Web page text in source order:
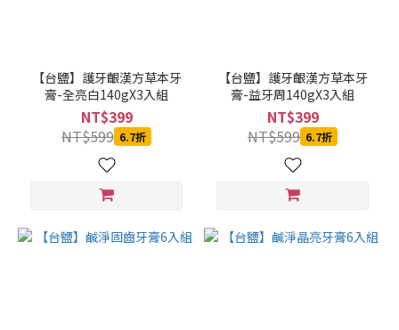
【台鹽】護牙齦漢方草本牙
膏-全亮白140gX3入組
NT$399
NT$599 6.7折
【台鹽】護牙齦漢方草本牙
膏-益牙周140gX3入組
NT$399
NT$599 6.7折